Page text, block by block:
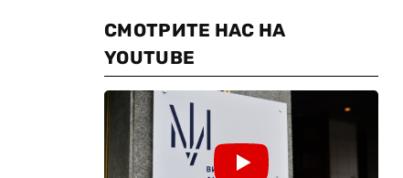
СМОТРИТЕ НАС НА
YOUTUBE